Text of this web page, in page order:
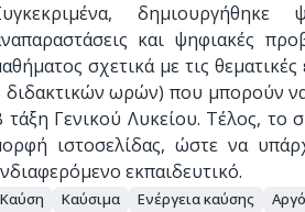
και ψηφιακές
σχετικά με τις
διδακτικών ωρών) που μπορούν
τάξη Γενικού Λυκείου. Τέλος, το
ιστοσελίδας, ώστε να
εκπαιδευτικό.
Καύση Καύσιμα Ενέργεια καύσης